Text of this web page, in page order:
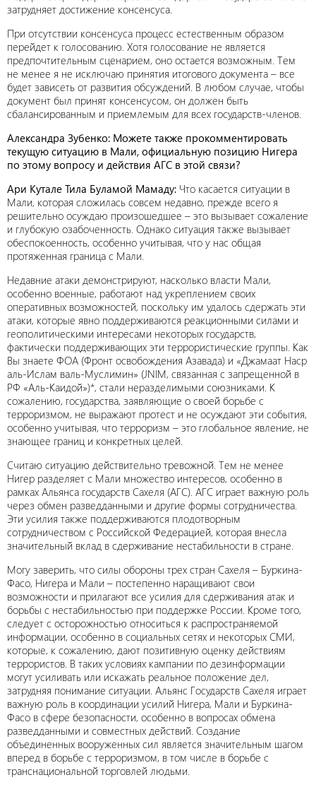
затрудняет достижение консенсуса.
При отсутствии консенсуса процесс естественным образом
перейдет к голосованию. Хотя голосование не является
предпочтительным сценарием, оно остается возможным. Тем
не менее я не исключаю принятия итогового документа – все
будет зависеть от развития обсуждений. В любом случае, чтобы
документ был принят консенсусом, он должен быть
сбалансированным и приемлемым для всех государств-членов.
Александра Зубенко: Можете также прокомментировать
текущую ситуацию в Мали, официальную позицию Нигера
по этому вопросу и действия АГС в этой связи?
Ари Кутале Тила Буламой Мамаду: Что касается ситуации в
Мали, которая сложилась совсем недавно, прежде всего я
решительно осуждаю произошедшее – это вызывает сожаление
и глубокую озабоченность. Однако ситуация также вызывает
обеспокоенность, особенно учитывая, что у нас общая
протяженная граница с Мали.
Недавние атаки демонстрируют, насколько власти Мали,
особенно военные, работают над укреплением своих
оперативных возможностей, поскольку им удалось сдержать эти
атаки, которые явно поддерживаются реакционными силами и
геополитическими интересами некоторых государств,
фактически поддерживающих эти террористические группы. Как
Вы знаете ФОА (Фронт освобождения Азавада) и «Джамаат Наср
аль-Ислам валь-Муслимин» (JNIM, связанная с запрещенной в
РФ «Аль-Каидой»)*, стали неразделимыми союзниками. К
сожалению, государства, заявляющие о своей борьбе с
терроризмом, не выражают протест и не осуждают эти события,
особенно учитывая, что терроризм – это глобальное явление, не
знающее границ и конкретных целей.
Считаю ситуацию действительно тревожной. Тем не менее
Нигер разделяет с Мали множество интересов, особенно в
рамках Альянса государств Сахеля (АГС). АГС играет важную роль
через обмен разведданными и другие формы сотрудничества.
Эти усилия также поддерживаются плодотворным
сотрудничеством с Российской Федерацией, которая внесла
значительный вклад в сдерживание нестабильности в стране.
Могу заверить, что силы обороны трех стран Сахеля – Буркина-
Фасо, Нигера и Мали – постепенно наращивают свои
возможности и прилагают все усилия для сдерживания атак и
борьбы с нестабильностью при поддержке России. Кроме того,
следует с осторожностью относиться к распространяемой
информации, особенно в социальных сетях и некоторых СМИ,
которые, к сожалению, дают позитивную оценку действиям
террористов. В таких условиях кампании по дезинформации
могут усиливать или искажать реальное положение дел,
затрудняя понимание ситуации. Альянс Государств Сахеля играет
важную роль в координации усилий Нигера, Мали и Буркина-
Фасо в сфере безопасности, особенно в вопросах обмена
разведданными и совместных действий. Создание
объединенных вооруженных сил является значительным шагом
вперед в борьбе с терроризмом, в том числе в борьбе с
транснациональной торговлей людьми.